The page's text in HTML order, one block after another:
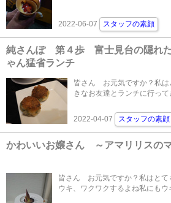
2022-06-07 スタッフの素顔
純さんぽ 第４歩 富士見台の隠れ
ゃん猛省ランチ
皆さん お元気ですか？私は
きなお友達とランチに行っ
2022-04-07 スタッフの素顔
かわいいお嬢さん ～アマリリスの
皆さん お元気ですか？私はとて
ウキ、ワクワクするよね私にもウ